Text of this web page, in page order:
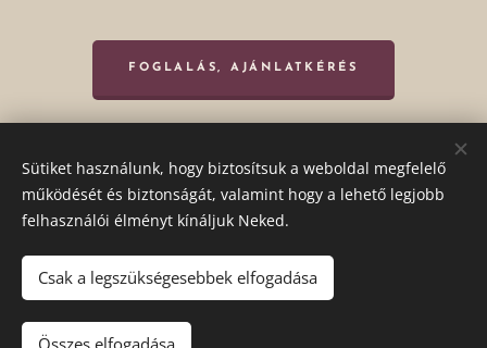
FOGLALÁS, AJÁNLATKÉRÉS
Telefonszám: +36306807642
1013 Budapest, Clark Ádám tér 1.
Minden jog fenntartva 2022
Sütiket használunk, hogy biztosítsuk a weboldal megfelelő
működését és biztonságát, valamint hogy a lehető legjobb
felhasználói élményt kínáljuk Neked.
Csak a legszükségesebbek elfogadása
Összes elfogadása